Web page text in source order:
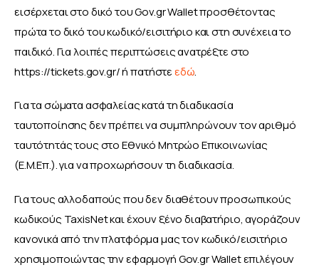
εισέρχεται στο δικό του Gov.gr Wallet προσθέτοντας
πρώτα το δικό του κωδικό/εισιτήριο και στη συνέχεια το
παιδικό. Για λοιπές περιπτώσεις ανατρέξτε στο
https://tickets.gov.gr/ ή πατήστε εδώ.
Για τα σώματα ασφαλείας κατά τη διαδικασία
ταυτοποίησης δεν πρέπει να συμπληρώνουν τον αριθμό
ταυτότητάς τους στο Εθνικό Μητρώο Επικοινωνίας
(Ε.Μ.Επ.). για να προχωρήσουν τη διαδικασία.
Για τους αλλοδαπούς που δεν διαθέτουν προσωπικούς
κωδικούς TaxisNet και έχουν ξένο διαβατήριο, αγοράζουν
κανονικά από την πλατφόρμα μας τον κωδικό/εισιτήριο
χρησιμοποιώντας την εφαρμογή Gov.gr Wallet επιλέγουν